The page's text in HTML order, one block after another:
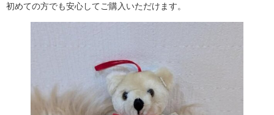
初めての方でも安心してご購入いただけます。